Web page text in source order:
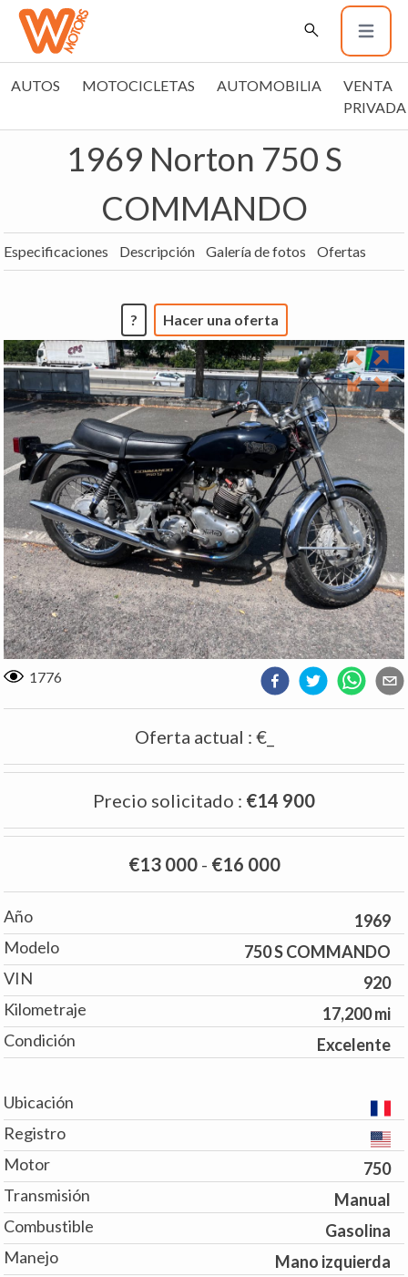
AUTOS MOTOCICLETAS AUTOMOBILIA
VENTA
PRIVADA
1969 Norton 750 S
COMMANDO
Especificaciones Descripción Galería de fotos Ofertas
? Hacer una oferta
1776
Oferta actual : €_
Precio solicitado : €14 900
€13 000- €16 000
Año
1969
Modelo
750 S COMMANDO
VIN
920
Kilometraje
17,200 mi
Condición
Excelente
Ubicación
Registro
Motor
750
Transmisión
Manual
Combustible
Gasolina
Manejo
Mano izquierda